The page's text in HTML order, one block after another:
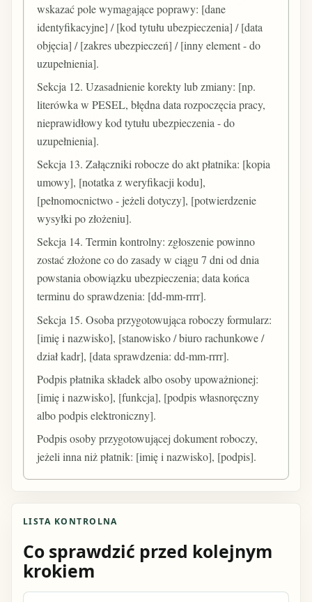
wskazać pole wymagające poprawy: [dane
identyfikacyjne] / [kod tytułu ubezpieczenia] / [data
objęcia] / [zakres ubezpieczeń] / [inny element - do
uzupełnienia].
Sekcja 12. Uzasadnienie korekty lub zmiany: [np.
literówka w PESEL, błędna data rozpoczęcia pracy,
nieprawidłowy kod tytułu ubezpieczenia - do
uzupełnienia].
Sekcja 13. Załączniki robocze do akt płatnika: [kopia
umowy], [notatka z weryfikacji kodu],
[pełnomocnictwo - jeżeli dotyczy], [potwierdzenie
wysyłki po złożeniu].
Sekcja 14. Termin kontrolny: zgłoszenie powinno
zostać złożone co do zasady w ciągu 7 dni od dnia
powstania obowiązku ubezpieczenia; data końca
terminu do sprawdzenia: [dd-mm-rrrr].
Sekcja 15. Osoba przygotowująca roboczy formularz:
[imię i nazwisko], [stanowisko / biuro rachunkowe /
dział kadr], [data sprawdzenia: dd-mm-rrrr].
Podpis płatnika składek albo osoby upoważnionej:
[imię i nazwisko], [funkcja], [podpis własnoręczny
albo podpis elektroniczny].
Podpis osoby przygotowującej dokument roboczy,
jeżeli inna niż płatnik: [imię i nazwisko], [podpis].
LISTA KONTROLNA
Co sprawdzić przed kolejnym
krokiem